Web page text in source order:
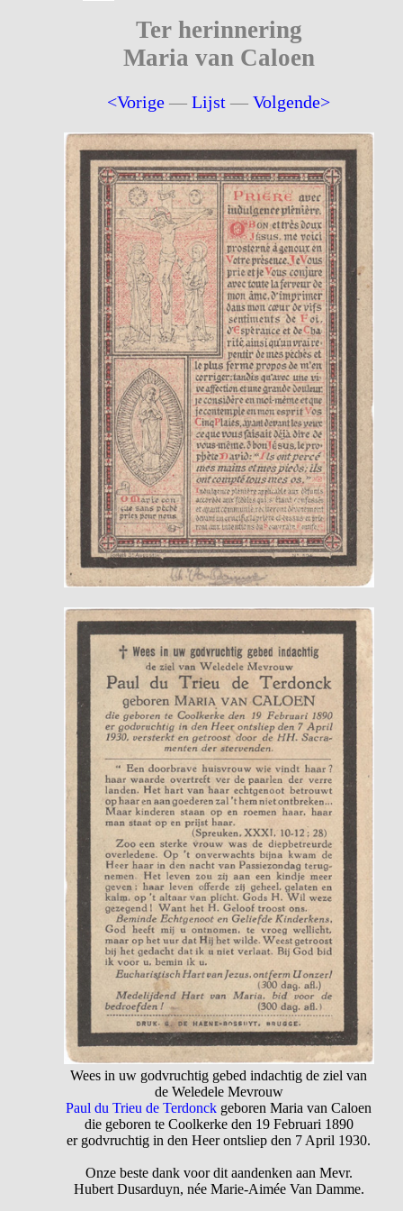
Ter herinnering
Maria van Caloen
<Vorige —Lijst —Volgende>
Wees in uw godvruchtig gebed indachtig de ziel van
de Weledele Mevrouw
Paul du Trieu de Terdonck geboren Maria van Caloen
die geboren te Coolkerke den 19 Februari 1890
er godvruchtig in den Heer ontsliep den 7 April 1930.
Onze beste dank voor dit aandenken aan Mevr.
Hubert Dusarduyn, née Marie-Aimée Van Damme.